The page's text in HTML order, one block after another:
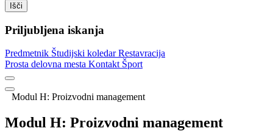
Išči
Priljubljena iskanja
Predmetnik Študijski koledarRestavracija
Prosta delovna mesta Kontakt Šport
Modul H: Proizvodni management
Modul H: Proizvodni management